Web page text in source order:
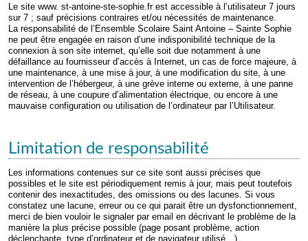
Le site www. st-antoine-ste-sophie.fr est accessible à l’utilisateur 7 jours
sur 7 ; sauf précisions contraires et/ou nécessités de maintenance.
La responsabilité de l’Ensemble Scolaire Saint Antoine – Sainte Sophie
ne peut être engagée en raison d’une indisponibilité technique de la
connexion à son site internet, qu’elle soit due notamment à une
défaillance au fournisseur d’accès à Internet, un cas de force majeure, à
une maintenance, à une mise à jour, à une modification du site, à une
intervention de l’hébergeur, à une grève interne ou externe, à une panne
de réseau, à une coupure d’alimentation électrique, ou encore à une
mauvaise configuration ou utilisation de l’ordinateur par l’Utilisateur.
Limitation de responsabilité
Les informations contenues sur ce site sont aussi précises que
possibles et le site est périodiquement remis à jour, mais peut toutefois
contenir des inexactitudes, des omissions ou des lacunes. Si vous
constatez une lacune, erreur ou ce qui parait être un dysfonctionnement,
merci de bien vouloir le signaler par email en décrivant le problème de la
manière la plus précise possible (page posant problème, action
déclenchante, type d’ordinateur et de navigateur utilisé…).